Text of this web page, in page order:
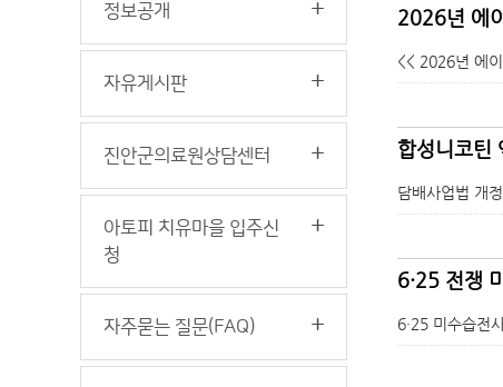
정보공개
자유게시판
진안군의료원상담센터
아토피 치유마을 입주신
청
자주묻는 질문(FAQ)
2026년 에
<< 2026년 에
합성니코틴
담배사업법 개
6·25 전쟁
6·25 미수습전